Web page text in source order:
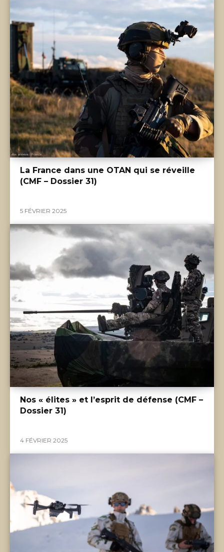
La France dans une OTAN qui se réveille
(CMF – Dossier 31)
5 FÉVRIER 2025
Nos « élites » et l’esprit de défense (CMF –
Dossier 31)
4 FÉVRIER 2025